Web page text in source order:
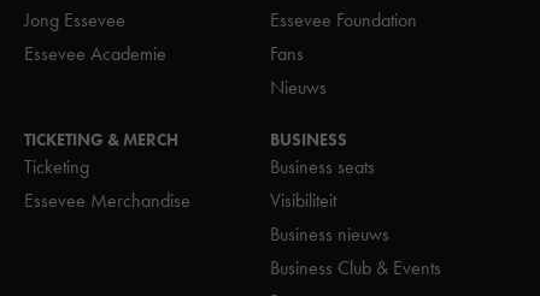
Jong Essevee
Essevee Academie
Essevee Foundation
Fans
Nieuws
TICKETING & MERCH
Ticketing
Essevee Merchandise
BUSINESS
Business seats
Visibiliteit
Business nieuws
Business Club & Events